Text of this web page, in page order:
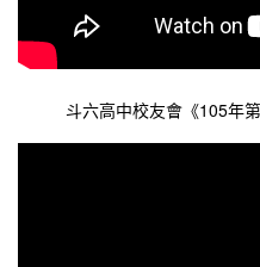
斗六高中校友會《105年